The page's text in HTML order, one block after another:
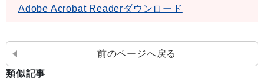
Adobe Acrobat Readerダウンロード
前のページへ戻る
類似記事